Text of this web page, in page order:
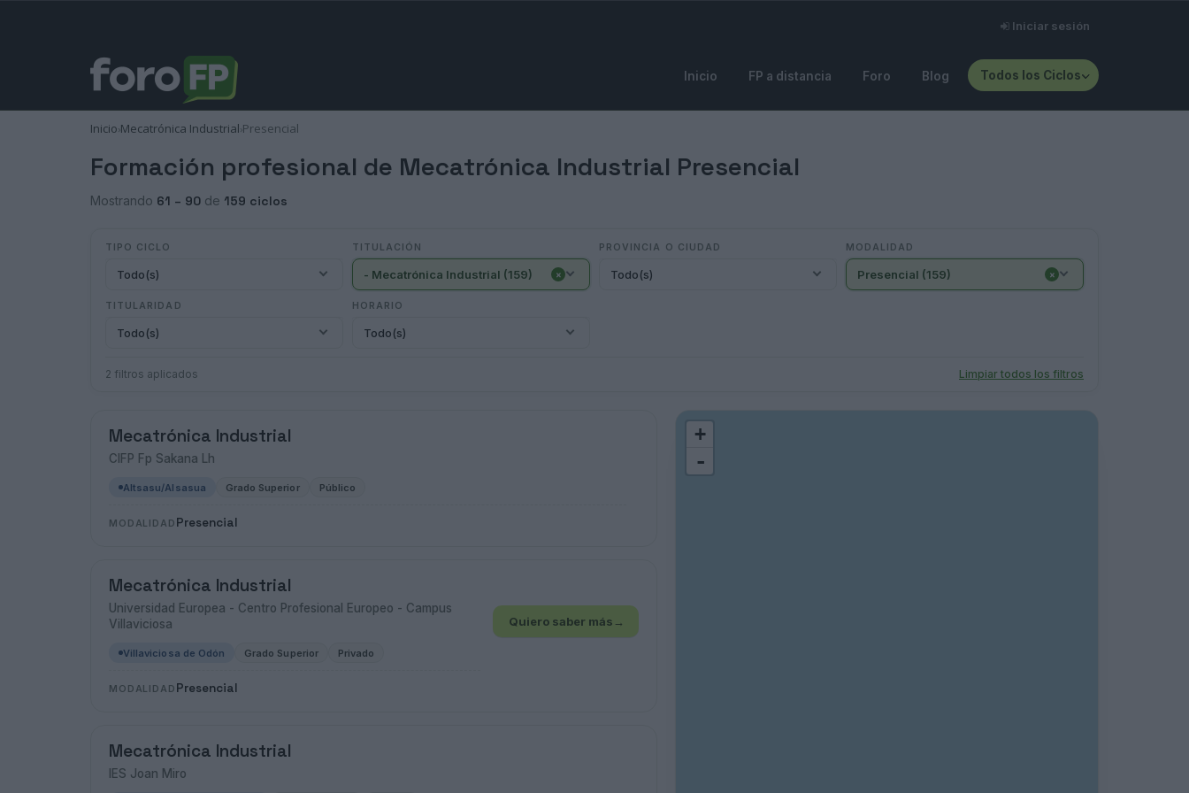
Iniciar sesión
Inicio FP a distancia Foro Blog Todos los Ciclos
Inicio›Mecatrónica Industrial›Presencial
Formación profesional de Mecatrónica Industrial Presencial
Mostrando 61 – 90 de 159 ciclos
TIPO CICLO
Todo(s)
TITULACIÓN
- Mecatrónica Industrial (159) ×
PROVINCIA O CIUDAD
Todo(s)
MODALIDAD
Presencial (159) ×
TITULARIDAD
Todo(s)
HORARIO
Todo(s)
2 filtros aplicados Limpiar todos los filtros
Mecatrónica Industrial
CIFP Fp Sakana Lh
Altsasu/Alsasua Grado Superior Público
MODALIDAD Presencial
Mecatrónica Industrial
Universidad Europea - Centro Profesional Europeo - Campus
Villaviciosa
Villaviciosa de Odón Grado Superior Privado
MODALIDAD Presencial
Quiero saber más →
Mecatrónica Industrial
IES Joan Miro
+
-